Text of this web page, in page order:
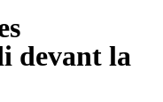
devant la